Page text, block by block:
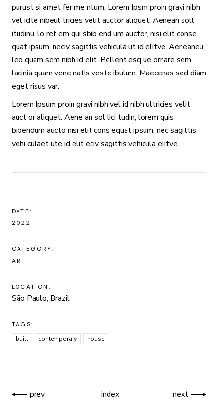
DATE:
2022
CATEGORY:
ART
LOCATION:
São Paulo, Brazil
TAGS:
built
contemporary house
purust si amet fer me ntum. Lorem Ipsm proin gravi nibh
vel idte nibeul tricies velit auctor aliquet. Aenean soll
itudinu, lo ret em qui sbib end um auctor, nisi elit conse
quat ipsum, neciv sagittis vehicula ut id elitve. Aeneaneu
leo quam sem nibh id elit. Pellent esq ue ornare sem
lacinia quam vene natis veste ibulum. Maecenas sed diam
eget risus var.
Lorem Ipsum proin gravi nibh vel id nibh ultricies velit
auct or aliquet. Aene an sol lici tudin, lorem quis
bibendum aucto nisi elit cons equat ipsum, nec sagittis
vehi culaet ute id elit eciv sagittis vehicula elitve.
prev index next